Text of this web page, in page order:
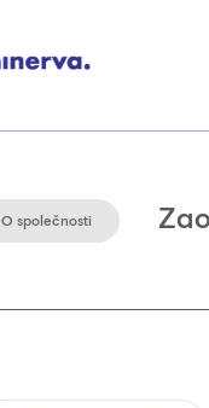
O společnosti